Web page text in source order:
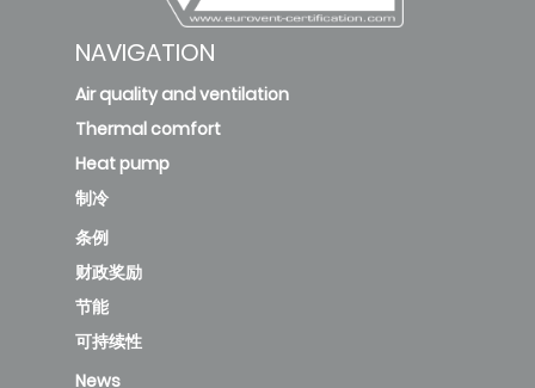
NAVIGATION
Air quality and ventilation
Thermal comfort
Heat pump
制冷
条例
财政奖励
节能
可持续性
News